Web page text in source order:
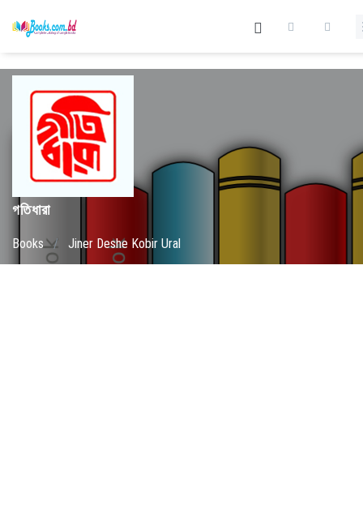
গতিধারা
Books / Jiner Deshe Kobir Ural